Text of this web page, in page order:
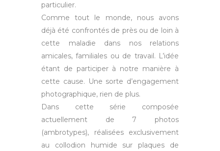
particulier.
Comme tout le monde, nous avons
déjà été confrontés de près ou de loin à
cette maladie dans nos relations
amicales, familiales ou de travail. L’idée
étant de participer à notre manière à
cette cause. Une sorte d’engagement
photographique, rien de plus.
Dans cette série composée
actuellement de 7 photos
(ambrotypes), réalisées exclusivement
au collodion humide sur plaques de